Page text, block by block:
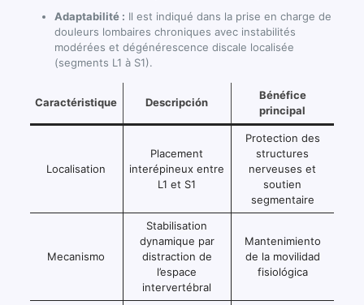
Adaptabilité : Il est indiqué dans la prise en charge de
douleurs lombaires chroniques avec instabilités
modérées et dégénérescence discale localisée
(segments L1 à S1).
Caractéristique Descripción
Bénéfice
principal
Localisation
Placement
interépineux entre
L1 et S1
Protection des
structures
nerveuses et
soutien
segmentaire
Mecanismo
Stabilisation
dynamique par
distraction de
l’espace
intervertébral
Mantenimiento
de la movilidad
fisiológica